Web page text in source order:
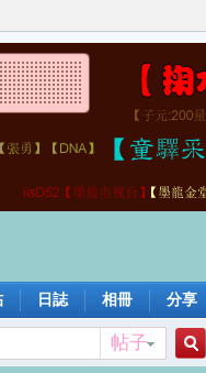
日誌 相冊 分享
帖子